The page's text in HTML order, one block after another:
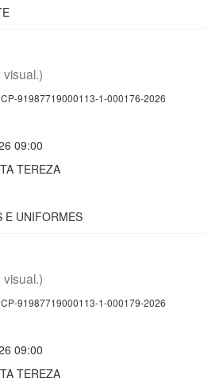
visual.)
91987719000113-1-000176-2026
09:00
TEREZA
E UNIFORMES
visual.)
91987719000113-1-000179-2026
09:00
TEREZA